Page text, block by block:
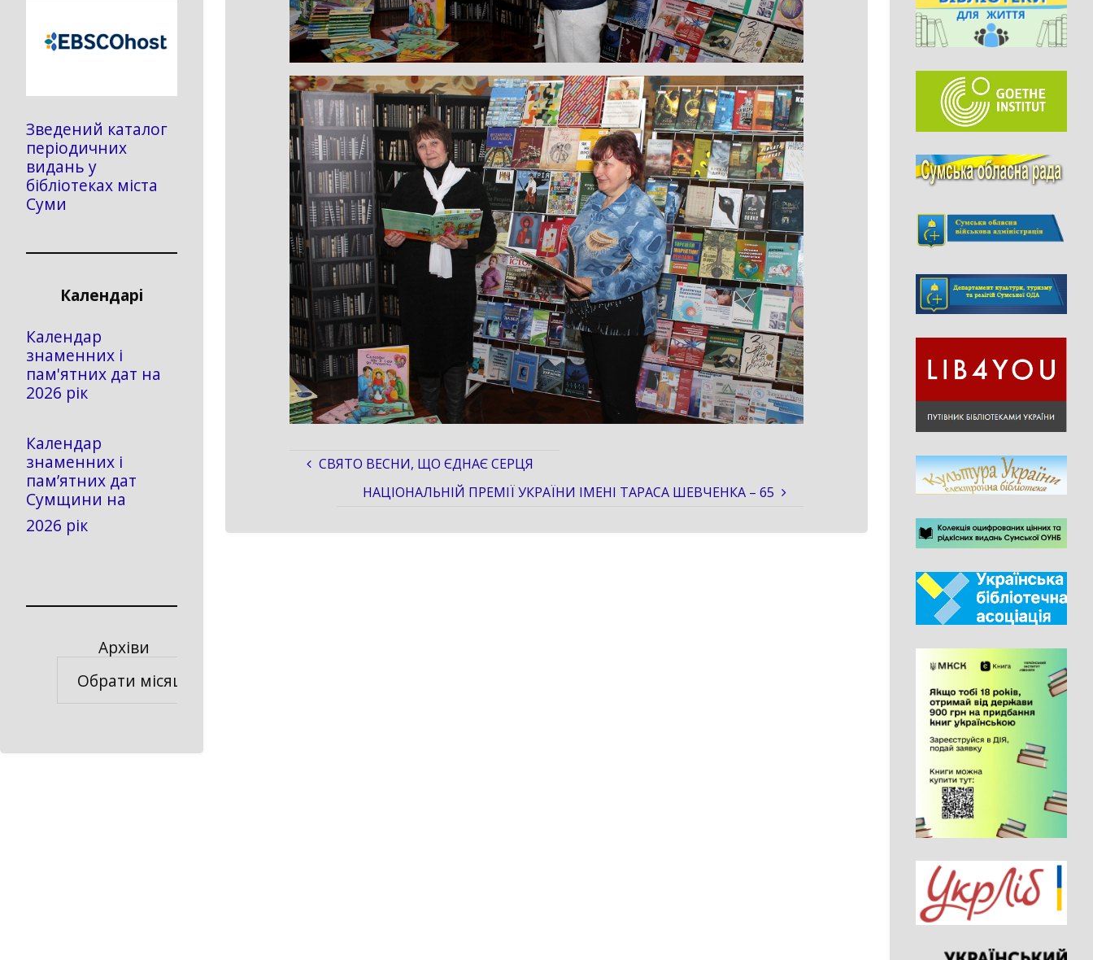
СВЯТО ВЕСНИ, ЩО ЄДНАЄ СЕРЦЯ
НАЦІОНАЛЬНІЙ ПРЕМІЇ УКРАЇНИ ІМЕНІ ТАРАСА ШЕВЧЕНКА – 65
Зведений каталог
періодичних
видань у
бібліотеках міста
Суми
Календарі
Календар
знаменних і
пам'ятних дат на
2026 рік
Календар
знаменних і
пам’ятних дат
Сумщини на
2026 рік
Архіви